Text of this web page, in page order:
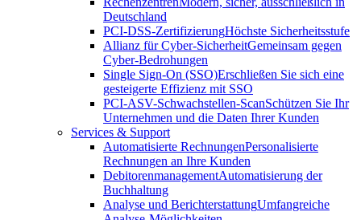
Deutschland
PCI-DSS-ZertifizierungHöchste Sicherheitsstufe
Allianz für Cyber-SicherheitGemeinsam gegen
Cyber-Bedrohungen
Single Sign-On (SSO)Erschließen Sie sich eine
gesteigerte Effizienz mit SSO
PCI-ASV-Schwachstellen-ScanSchützen Sie Ihr
Unternehmen und die Daten Ihrer Kunden
Services & Support
Automatisierte RechnungenPersonalisierte
Rechnungen an Ihre Kunden
DebitorenmanagementAutomatisierung der
Buchhaltung
Analyse und BerichterstattungUmfangreiche